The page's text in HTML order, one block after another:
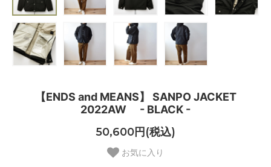
【ENDS and MEANS】 SANPO JACKET
2022AW - BLACK -
50,600円(税込)
お気に入り